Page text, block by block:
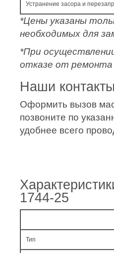
Устранение засора и
*Цены указаны
необходимых для
*При
отказе от ремонта
Наши контакты
Оформить вызов
позвоните по
удобнее всего
1744-25
Тип